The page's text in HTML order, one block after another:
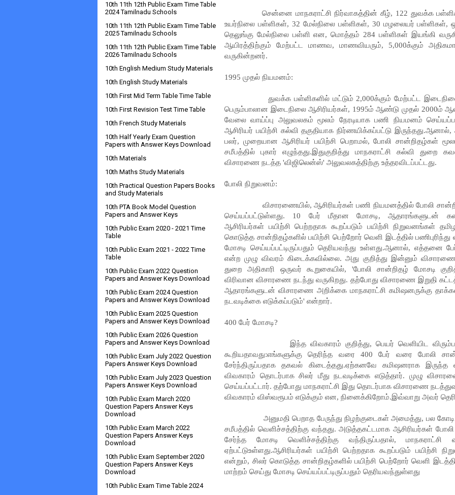
சென்னை மாநகராட்சி நிர்வாகத்தின் கீழ், 122 துவக்க
உயர்நிலை பள்ளிகள், 32 மேல்நிலை பள்ளிகள், 30 மழலையர் பள்ளிகள்,
தெலுங்கு மேல்நிலை பள்ளி என, மொத்தம் 284 பள்ளிகள் இயங்கி
ஆயிரத்திற்கும் மேற்பட்ட மாணவ, மாணவியரும், 5,000க்கும்
வருகின்றனர்.
1995 முதல் நியமனம்:
துவக்க பள்ளிகளில் மட்டும் 2,000க்கும் மேற்பட்ட இடைநிலை
பெரும்பாலான இடைநிலை ஆசிரியர்கள், 1995ம் ஆண்டு முதல் 2000ம்
வேலை வாய்ப்பு அலுவலகம் மூலம் நேரடியாக பணி நியமனம்
ஆசிரியர் பயிற்சி கல்வி தகுதியாக நிர்ணயிக்கப்பட்டு
பலர், முறையான ஆசிரியர் பயிற்சி பெறாமல், போலி சான்றிதழ்கள்
சமீபத்தில் புகார் எழுந்தது.இதுகுறித்து மாநகராட்சி கல்வி துறை
விசாரணை நடத்த 'விஜிலென்ஸ்' அலுவலகத்திற்கு உத்தரவிடப்பட்டது.
போலி நிறுவனம்:
விசாரணையில், ஆசிரியர்கள் பணி நியமனத்தில் போலி சான்றிதழ்
செய்யப்பட்டுள்ளது. 10 பேர் மீதான மோசடி, ஆதாரங்களுடன்
ஆசிரியர்கள் பயிற்சி பெற்றதாக கூறப்படும் பயிற்சி நிறுவனங்கள்
கொடுத்த சான்றிதழ்களில் பயிற்சி பெற்றோர் வெளி இடத்தில் பணிபுரிந்து
மோசடி செய்யப்பட்டிருப்பதும் தெரியவந்து உள்ளது.ஆனால், எத்தனை
என்ற முழு விவரம் கிடைக்கவில்லை. அது குறித்து இன்னும் விசாரணை
துறை அதிகாரி ஒருவர் கூறுகையில், 'போலி சான்றிதழ் மோசடி
விரிவான விசாரணை நடந்து வருகிறது. தற்போது விசாரணை இறுதி
ஆதாரங்களுடன் விசாரணை அறிக்கை மாநகராட்சி கமிஷனருக்கு
நடவடிக்கை எடுக்கப்படும்' என்றார்.
400 பேர் மோசடி?
இந்த விவகாரம் குறித்து, பெயர் வெளியிட விரும்பாத
கூறியதாவது:எங்களுக்கு தெரிந்த வரை 400 பேர் வரை போலி
சேர்ந்திருப்பதாக தகவல் கிடைத்தது.ஏற்கனவே கமிஷனராக இருந்த
விவகாரம் தொடர்பாக சிலர் மீது நடவடிக்கை எடுத்தார். முழு
செய்யப்பட்டார். தற்போது மாநகராட்சி இது தொடர்பாக விசாரணை
விவகாரம் விஸ்வரூபம் எடுக்கும் என, நினைக்கிறோம்.இவ்வாறு அவர்
அனுமதி பெறாத பேருந்து நிழற்குடைகள் அமைத்து, பல கோடி
சமீபத்தில் வெளிச்சத்திற்கு வந்தது. அடுத்தகட்டமாக ஆசிரியர்கள்
சேர்ந்த மோசடி வெளிச்சத்திற்கு வந்திருப்பதால், மாநகராட்சி
ஏற்பட்டுஉள்ளது.ஆசிரியர்கள் பயிற்சி பெற்றதாக கூறப்படும் பயிற்சி
என்றும், சிலர் கொடுத்த சான்றிதழ்களில் பயிற்சி பெற்றோர் வெளி இடத்தில்
மாற்றம் செய்து மோசடி செய்யப்பட்டிருப்பதும் தெரியவந்துள்ளது
10th 11th 12th Public Exam Time Table
2024 Tamilnadu Schools
10th 11th 12th Public Exam Time Table
2025 Tamilnadu Schools
10th 11th 12th Public Exam Time Table
2026 Tamilnadu Schools
10th English Medium Study Materials
10th English Study Materials
10th First Mid Term Table Time Table
10th First Revision Test Time Table
10th French Study Materials
10th Half Yearly Exam Question
Papers with Answer Keys Download
10th Materials
10th Maths Study Materials
10th Practical Question Papers Books
and Study Materials
10th PTA Book Model Question
Papers and Answer Keys
10th Public Exam 2020 - 2021 Time
Table
10th Public Exam 2021 - 2022 Time
Table
10th Public Exam 2022 Question
Papers and Answer Keys Download
10th Public Exam 2024 Question
Papers and Answer Keys Download
10th Public Exam 2025 Question
Papers and Answer Keys Download
10th Public Exam 2026 Question
Papers and Answer Keys Download
10th Public Exam July 2022 Question
Papers Answer Keys Download
10th Public Exam July 2023 Question
Papers Answer Keys Download
10th Public Exam March 2020
Question Papers Answer Keys
Download
10th Public Exam March 2022
Question Papers Answer Keys
Download
10th Public Exam September 2020
Question Papers Answer Keys
Download
10th Public Exam Time Table 2024